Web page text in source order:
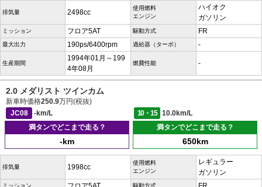
排気量 2498cc
使用燃料
エンジン
ハイオク
ガソリン
ミッション フロア5AT 駆動方式 FR
最大出力 190ps/6400rpm 過給器（ターボ） -
生産期間
1994年01月～199
4年08月
燃費性能 -
2.0 メダリスト ツインカム
新車時価格250.9万円(税抜)
JC08
-km/L 10・15
10.0km/L
満タンでどこまで走る？
-km
満タンでどこまで走る？
650km
排気量 1998cc
使用燃料
エンジン
レギュラー
ガソリン
ミッション 駆動方式